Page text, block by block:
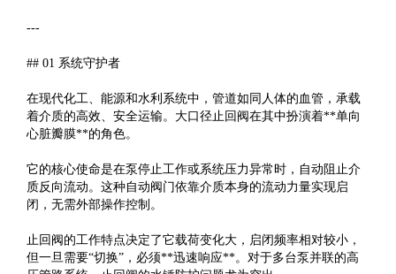
---
## 01 系统守护者
在现代化工、能源和水利系统中，管道如同人体的血管，承载
着介质的高效、安全运输。大口径止回阀在其中扮演着**单向
心脏瓣膜**的角色。
它的核心使命是在泵停止工作或系统压力异常时，自动阻止介
质反向流动。这种自动阀门依靠介质本身的流动力量实现启
闭，无需外部操作控制。
止回阀的工作特点决定了它载荷变化大，启闭频率相对较小，
但一旦需要“切换”，必须**迅速响应**。对于多台泵并联的高